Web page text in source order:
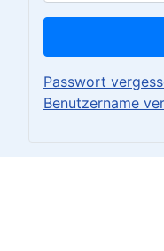
Passwort
Benutzername